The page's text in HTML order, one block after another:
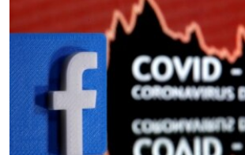
A PÉNZ NYOMÁBAN
EURÓPAI UNIÓ
VILÁG
KLÍMAVÁLTOZÁS